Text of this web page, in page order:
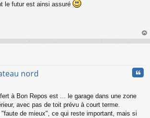
le futur est ainsi assuré
au
nord
à Bon Repos est ... le garage dans une zone
avec pas de toit prévu à court terme.
"faute de mieux", ce qui reste important, mais si